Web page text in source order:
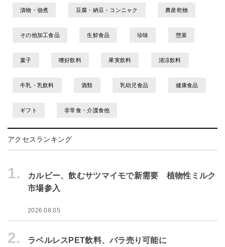
漬物・佃煮 豆腐・納豆・コンニャク 農産乾物
その他加工食品 生鮮食品 珍味 惣菜
菓子 嗜好飲料 果実飲料 清涼飲料
牛乳・乳飲料 酒類 乳幼児食品 健康食品
ギフト 非常食・介護食他
アクセスランキング
1.
カルビー、飲むサツマイモで新需要 植物性ミルク
市場参入
2026.08.05
2. ラベルレスPET飲料、バラ売り可能に